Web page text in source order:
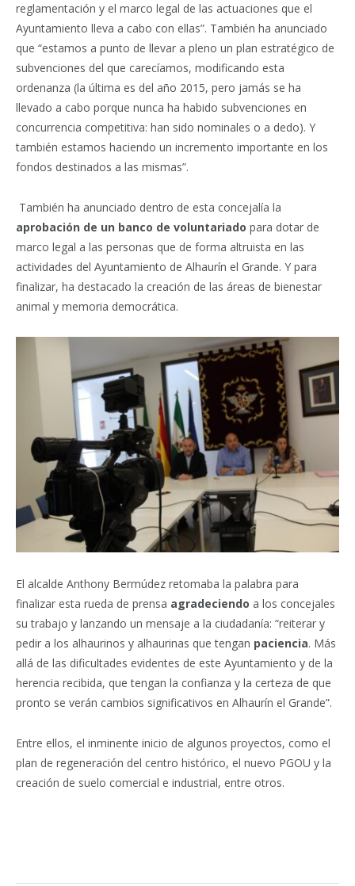
reglamentación y el marco legal de las actuaciones que el
Ayuntamiento lleva a cabo con ellas”. También ha anunciado
que “estamos a punto de llevar a pleno un plan estratégico de
subvenciones del que carecíamos, modificando esta
ordenanza (la última es del año 2015, pero jamás se ha
llevado a cabo porque nunca ha habido subvenciones en
concurrencia competitiva: han sido nominales o a dedo). Y
también estamos haciendo un incremento importante en los
fondos destinados a las mismas”.
También ha anunciado dentro de esta concejalía la
aprobación de un banco de voluntariado para dotar de
marco legal a las personas que de forma altruista en las
actividades del Ayuntamiento de Alhaurín el Grande. Y para
finalizar, ha destacado la creación de las áreas de bienestar
animal y memoria democrática.
El alcalde Anthony Bermúdez retomaba la palabra para
finalizar esta rueda de prensa agradeciendo a los concejales
su trabajo y lanzando un mensaje a la ciudadanía: “reiterar y
pedir a los alhaurinos y alhaurinas que tengan paciencia. Más
allá de las dificultades evidentes de este Ayuntamiento y de la
herencia recibida, que tengan la confianza y la certeza de que
pronto se verán cambios significativos en Alhaurín el Grande”.
Entre ellos, el inminente inicio de algunos proyectos, como el
plan de regeneración del centro histórico, el nuevo PGOU y la
creación de suelo comercial e industrial, entre otros.